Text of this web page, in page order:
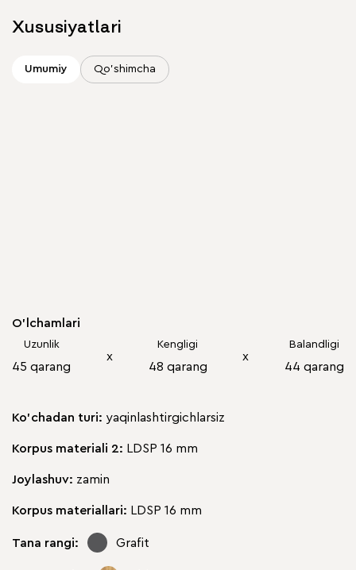
Xususiyatlari
Umumiy Qo'shimcha
O'lchamlari
Uzunlik
45 qarang
х
Kengligi
48 qarang
х
Balandligi
44 qarang
Ko'chadan turi: yaqinlashtirgichlarsiz
Korpus materiali 2: LDSP 16 mm
Joylashuv: zamin
Korpus materiallari: LDSP 16 mm
Tana rangi: Grafit